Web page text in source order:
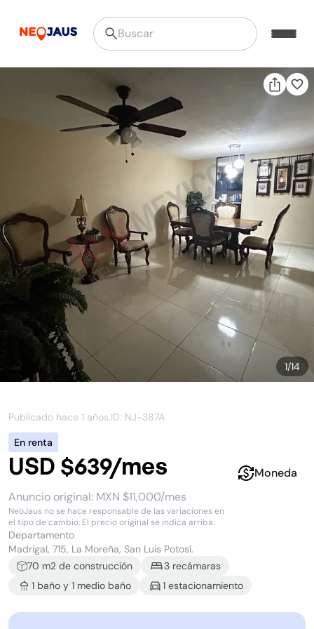
1/14
Publicado hace 1 años.ID: NJ-387A
En renta
USD $639/mes
Anuncio original: MXN $11,000/mes
NeoJaus no se hace responsable de las variaciones en
el tipo de cambio. El precio original se indica arriba.
Moneda
Departamento
Madrigal, 715, La Moreña, San Luis Potosí.
70 m2 de construcción 3 recámaras
1 baño y 1 medio baño 1 estacionamiento